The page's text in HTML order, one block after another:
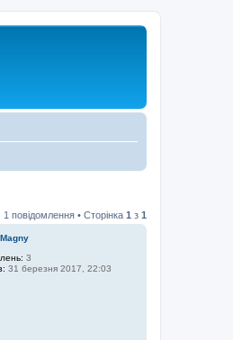
1 повідомлення • Сторінка 1 з 1
3
31 березня 2017, 22:03